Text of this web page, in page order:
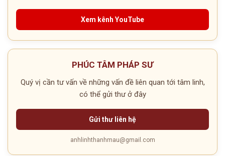
Xem kênh YouTube
PHÚC TÂM PHÁP SƯ
Quý vị cần tư vấn về những vấn đề liên quan tới tâm linh,
có thể gửi thư ở đây
Gửi thư liên hệ
anhlinhthanhmau@gmail.com